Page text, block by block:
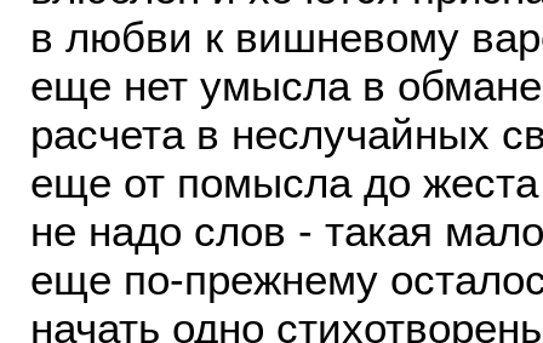
в любви к вишневому
еще нет умысла в обмане
расчета в неслучайных
еще от помысла до жеста
не надо слов - такая
еще по-прежнему
начать одно